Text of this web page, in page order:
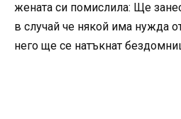
жената си помислила: Ще
в случай че някой има нужда
него ще се натъкнат